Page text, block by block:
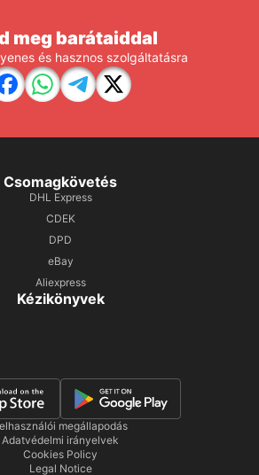
meg barátaiddal
és hasznos szolgáltatásra
Csomagkövetés
DHL Express
CDEK
DPD
eBay
Aliexpress
Kézikönyvek
megállapodás
Adatvédelmi irányelvek
Cookies Policy
Legal Notice